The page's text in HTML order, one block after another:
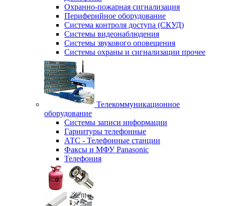
Охранно-пожарная сигнализация
Периферийное оборудование
Система контроля доступа (СКУД)
Системы видеонаблюдения
Системы звукового оповещения
Системы охраны и сигнализации прочее
Телекоммуникационное
оборудование
Системы записи информации
Гарнитуры телефонные
АТС - Телефонные станции
Факсы и МФУ Panasonic
Телефония